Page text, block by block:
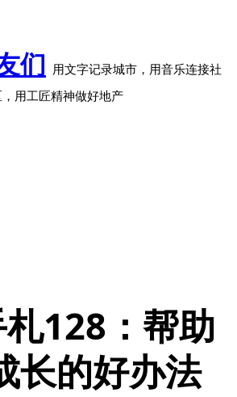
们 用文字记录城市，用音乐连接社
，用工匠精神做好地产
128：帮助
长的好办法